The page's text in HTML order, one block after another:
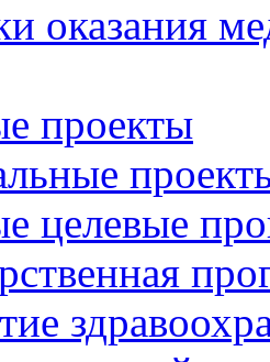
оказания
проекты
целевые